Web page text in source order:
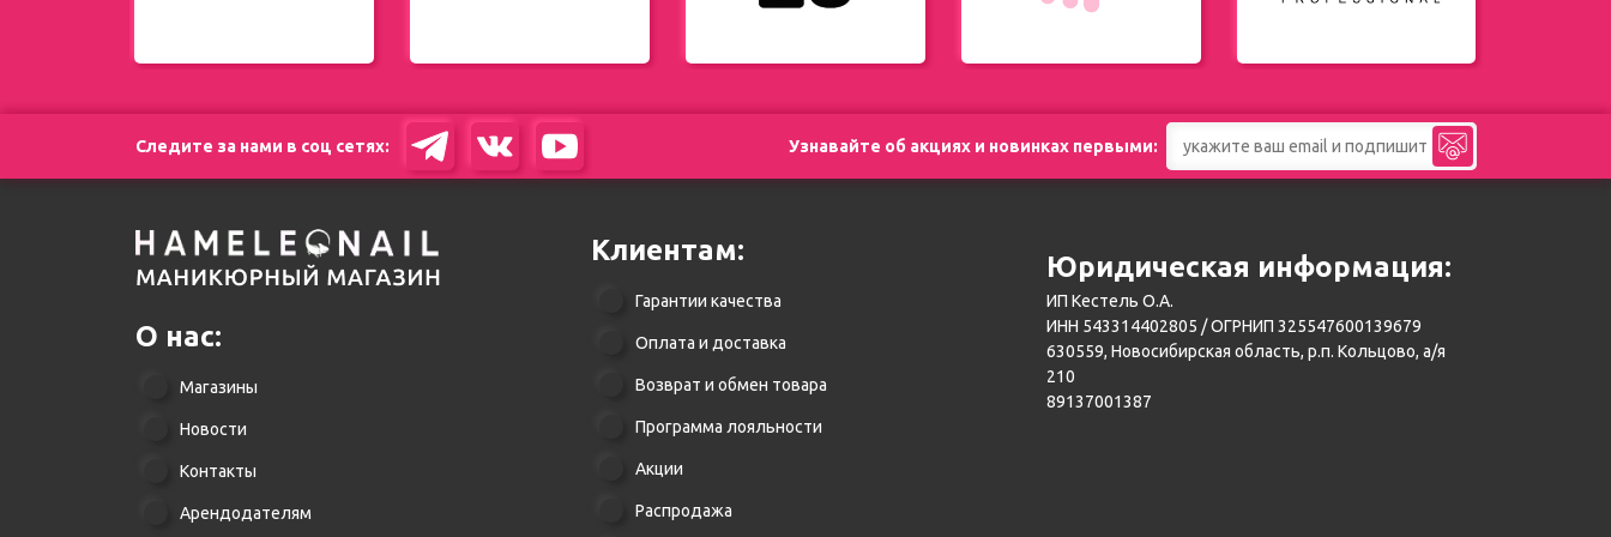
Следите за нами в соц сетях: Узнавайте об акциях и новинках первыми:
О нас:
Магазины
Новости
Контакты
Арендодателям
Клиентам:
Гарантии качества
Оплата и доставка
Возврат и обмен товара
Программа лояльности
Акции
Распродажа
Юридическая информация:
ИП Кестель О.А.
ИНН 543314402805 / ОГРНИП 325547600139679
630559, Новосибирская область, р.п. Кольцово, а/я
210
89137001387